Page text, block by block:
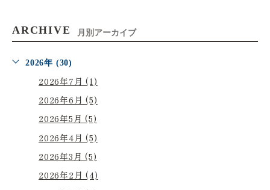
ARCHIVE 月別アーカイブ
2026年 (30)
2026年7月 (1)
2026年6月 (5)
2026年5月 (5)
2026年4月 (5)
2026年3月 (5)
2026年2月 (4)